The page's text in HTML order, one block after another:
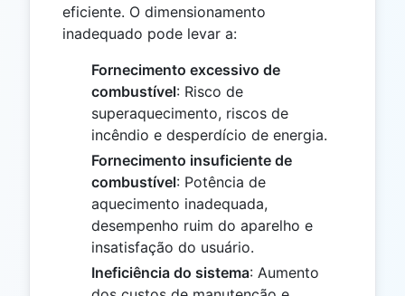
eficiente. O dimensionamento
inadequado pode levar a:
Fornecimento excessivo de
combustível: Risco de
superaquecimento, riscos de
incêndio e desperdício de energia.
Fornecimento insuficiente de
combustível: Potência de
aquecimento inadequada,
desempenho ruim do aparelho e
insatisfação do usuário.
Ineficiência do sistema: Aumento